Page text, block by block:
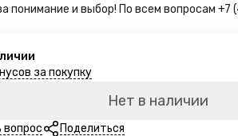
понимание и выбор! По всем вопросам
за покупку
Нет в наличии
вопрос Поделиться